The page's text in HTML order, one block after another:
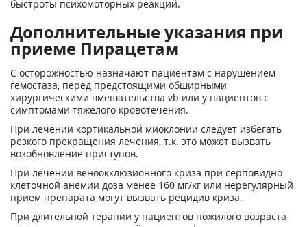
быстроты психомоторных реакций.
Дополнительные указания при
приеме Пирацетам
С осторожностью назначают пациентам с нарушением
гемостаза, перед предстоящими обширными
хирургическими вмешательства vb или у пациентов с
симптомами тяжелого кровотечения.
При лечении кортикальной миоклонии следует избегать
резкого прекращения лечения, т.к. это может вызвать
возобновление приступов.
При лечении веноокклюзионного криза при серповидно-
клеточной анемии доза менее 160 мг/кг или нерегулярный
прием препарата могут вызвать рецидив криза.
При длительной терапии у пациентов пожилого возраста